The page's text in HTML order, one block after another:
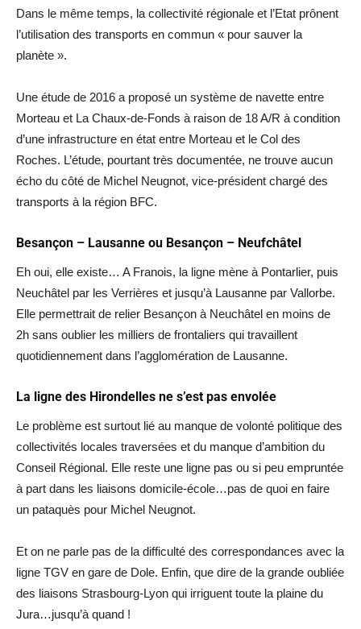
Dans le même temps, la collectivité régionale et l’Etat prônent
l’utilisation des transports en commun « pour sauver la
planète ».
Une étude de 2016 a proposé un système de navette entre
Morteau et La Chaux-de-Fonds à raison de 18 A/R à condition
d’une infrastructure en état entre Morteau et le Col des
Roches. L’étude, pourtant très documentée, ne trouve aucun
écho du côté de Michel Neugnot, vice-président chargé des
transports à la région BFC.
Besançon – Lausanne ou Besançon – Neufchâtel
Eh oui, elle existe… A Franois, la ligne mène à Pontarlier, puis
Neuchâtel par les Verrières et jusqu’à Lausanne par Vallorbe.
Elle permettrait de relier Besançon à Neuchâtel en moins de
2h sans oublier les milliers de frontaliers qui travaillent
quotidiennement dans l’agglomération de Lausanne.
La ligne des Hirondelles ne s’est pas envolée
Le problème est surtout lié au manque de volonté politique des
collectivités locales traversées et du manque d’ambition du
Conseil Régional. Elle reste une ligne pas ou si peu empruntée
à part dans les liaisons domicile-école…pas de quoi en faire
un pataquès pour Michel Neugnot.
Et on ne parle pas de la difficulté des correspondances avec la
ligne TGV en gare de Dole. Enfin, que dire de la grande oubliée
des liaisons Strasbourg-Lyon qui irriguent toute la plaine du
Jura…jusqu’à quand !